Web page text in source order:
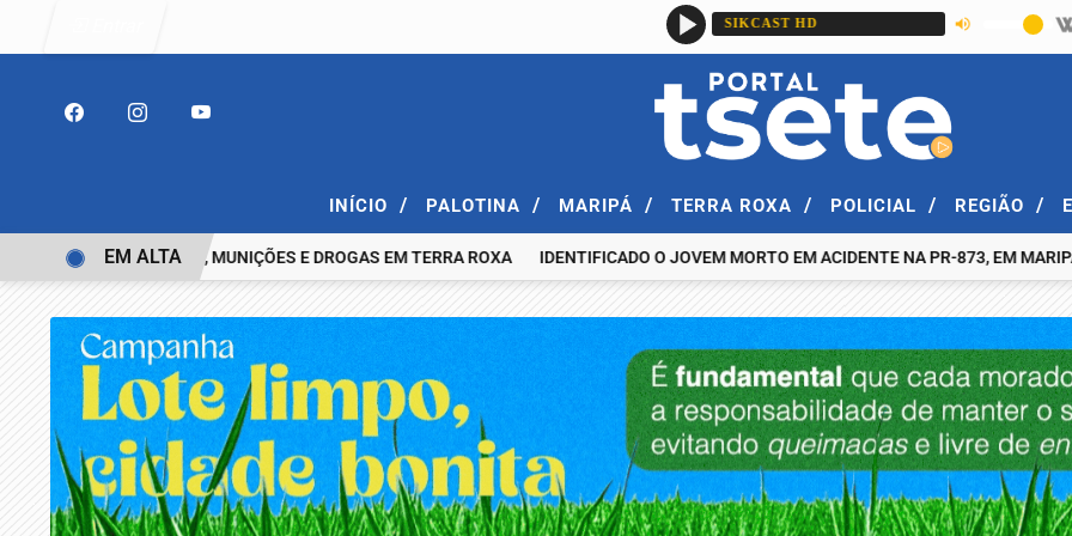
INÍCIO / PALOTINA / MARIPÁ / TERRA ROXA / POLICIAL / REGIÃO /
ESPINGARDA, MUNIÇÕES E DROGAS EM TERRA ROXA IDENTIFICADO O JOVEM MORTO EM ACIDENTE NA PR-873, EM MARIPÁ, NA
EM ALTA